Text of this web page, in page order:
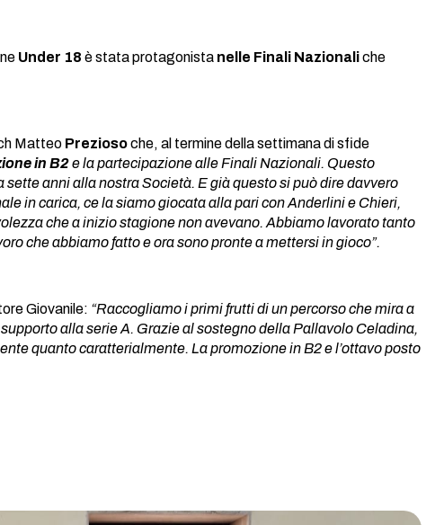
Under 18 è stata protagonista nelle Finali Nazionaliche
Matteo Preziosoche, al termine della settimana di sfide
in B2e la partecipazione alle Finali Nazionali. Questo
anni alla nostra Società. E già questo si può dire davvero
in carica, ce la siamo giocata alla pari con Anderlini e Chieri,
che a inizio stagione non avevano. Abbiamo lavorato tanto
che abbiamo fatto e ora sono pronte a mettersi in gioco”.
Giovanile: “Raccogliamo i primi frutti di un percorso che mira a
alla serie A. Grazie al sostegno della Pallavolo Celadina,
quanto caratterialmente. La promozione in B2 e l’ottavo posto